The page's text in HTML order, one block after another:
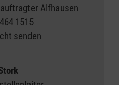
Alfhausen
1515
senden